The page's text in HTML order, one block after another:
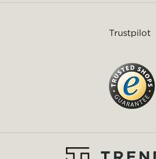
Trustpilot